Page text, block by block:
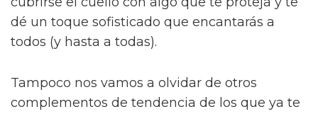
dé un toque sofisticado que encantarás a
todos (y hasta a todas).
Tampoco nos vamos a olvidar de otros
complementos de tendencia de los que ya te